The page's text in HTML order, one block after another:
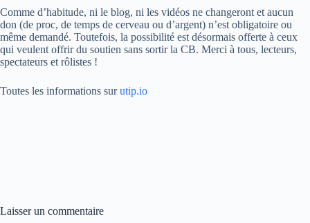
Comme d’habitude, ni le blog, ni les vidéos ne changeront et aucun
don (de proc, de temps de cerveau ou d’argent) n’est obligatoire ou
même demandé. Toutefois, la possibilité est désormais offerte à ceux
qui veulent offrir du soutien sans sortir la CB. Merci à tous, lecteurs,
spectateurs et rôlistes !
Toutes les informations surutip.io
Laisser un commentaire